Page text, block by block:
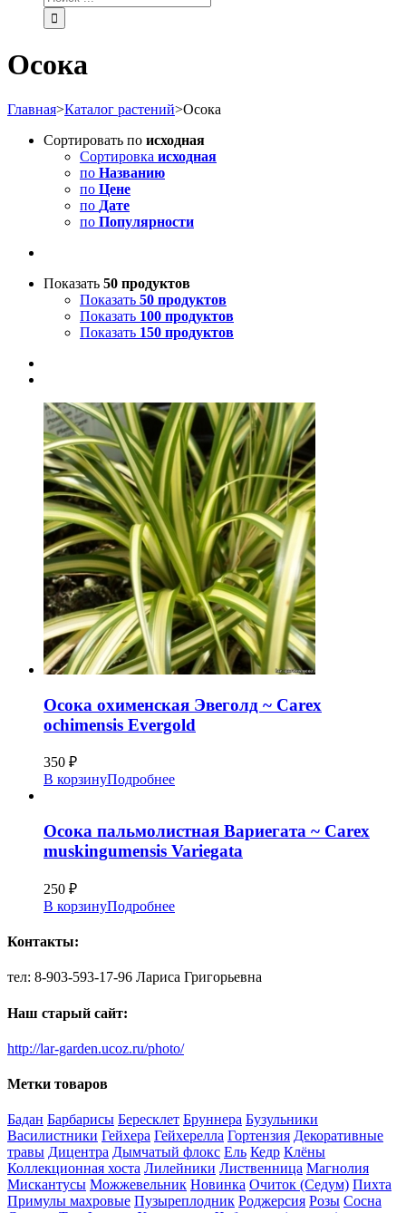
Осока
Главная>Каталог растений>Осока
Сортировать по исходная
Сортировка исходная
по Названию
по Цене
по Дате
по Популярности
Показать 50 продуктов
Показать 50 продуктов
Показать 100 продуктов
Показать 150 продуктов
Осока охименская Эвеголд ~ Саrех
ochimensis Evergold
350 ₽
В корзинуПодробнее
Осока пальмолистная Вариегата ~ Carex
muskingumensis Variegata
250 ₽
В корзинуПодробнее
Контакты:
тел: 8-903-593-17-96 Лариса Григорьевна
Наш старый сайт:
http://lar-garden.ucoz.ru/photo/
Метки товаров
Бадан Барбарисы Бересклет Бруннера Бузульники
Василистники Гейхера Гейхерелла Гортензия Декоративные
травы Дицентра Дымчатый флокс Ель Кедр Клёны
Коллекционная хоста Лилейники Лиственница Магнолия
Мискантусы Можжевельник Новинка Очиток (Седум) Пихта
Примулы махровые Пузыреплодник Роджерсия Розы Сосна